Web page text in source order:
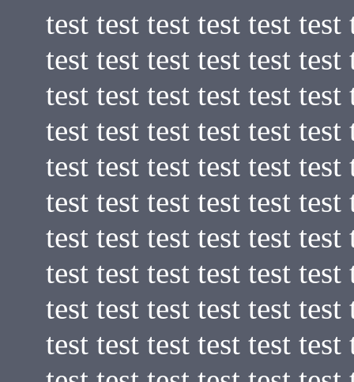
test test test test test
test test test test test
test test test test test
test test test test test
test test test test test
test test test test test
test test test test test
test test test test test
test test test test test
test test test test test